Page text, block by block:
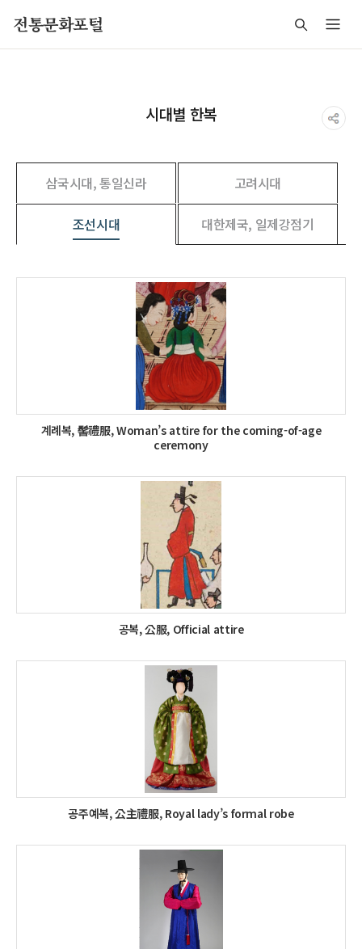
전통문화포털
시대별 한복
삼국시대, 통일신라 고려시대
조선시대 대한제국, 일제강점기
계례복, 髻禮服, Woman’s attire for the coming-of-age
ceremony
공복, 公服, Official attire
공주예복, 公主禮服, Royal lady’s formal robe